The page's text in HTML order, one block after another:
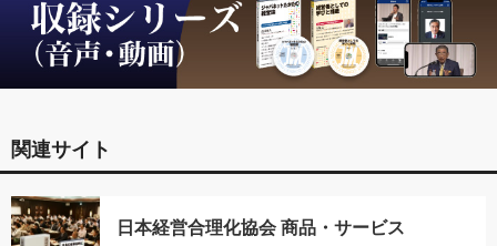
関連サイト
日本経営合理化協会 商品・サービス